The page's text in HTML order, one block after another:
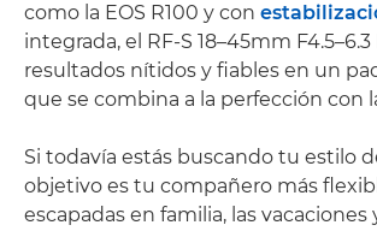
como la EOS R100 y con
integrada, el RF-S 18–45mm F4.5–6.3
resultados nítidos y fiables en un
que se combina a la perfección con
Si todavía estás buscando tu estilo
objetivo es tu compañero más
escapadas en familia, las vacaciones